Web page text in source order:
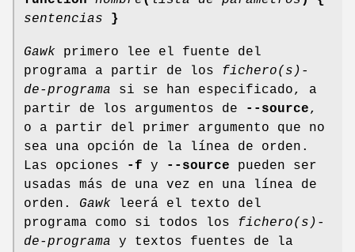
sentencias }
Gawk primero lee el fuente del
programa a partir de los fichero(s)-
de-programa si se han especificado, a
partir de los argumentos de
--source,
o a partir del primer argumento que no
sea una opción de la línea de orden.
Las opciones
-f y --source pueden ser
usadas más de una vez en una línea de
orden. Gawk leerá el texto del
programa como si todos los fichero(s)-
de-programa y textos fuentes de la